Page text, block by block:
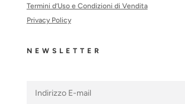
Termini d’Uso e Condizioni di Vendita
Privacy Policy
NEWSLETTER